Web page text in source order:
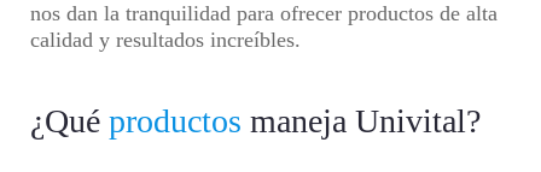
nos dan la tranquilidad para ofrecer productos de alta
calidad y resultados increíbles.
¿Qué productos maneja Univital?